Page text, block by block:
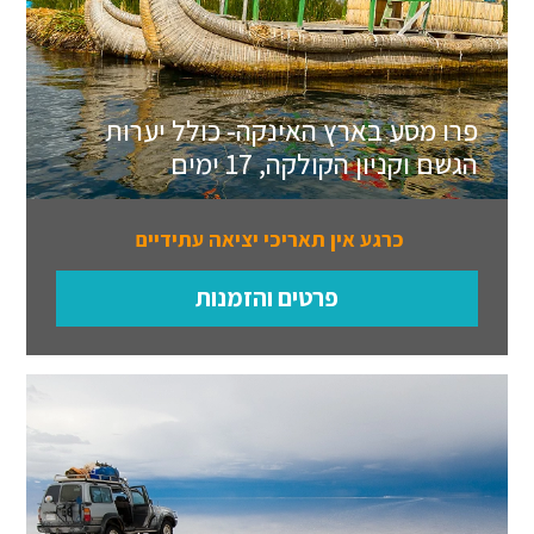
פרו מסע בארץ האינקה- כולל יערות
הגשם וקניון הקולקה, 17 ימים
כרגע אין תאריכי יציאה עתידיים
פרטים והזמנות